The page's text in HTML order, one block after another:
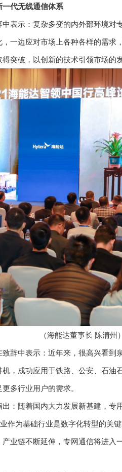
代无线通信体系
表示：复杂多变的内外部环境对
一边应对市场上各种各样的需求
突破，以创新的技术引领市场的发
（海能达董事长 陈清州）
辞中表示：近年来，很高兴看到
，成功应用于铁路、公安、石油
多行业用户的需求。
：随着国内大力发展新基建，专
作为基础行业是数字化转型的关
业链不断延伸，专网通信将进入